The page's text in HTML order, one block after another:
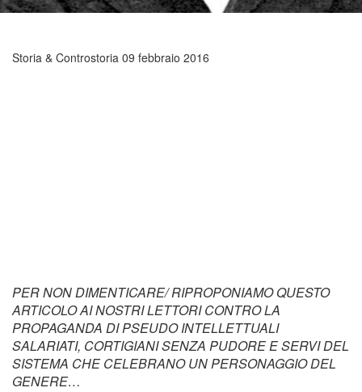
Storia & Controstoria 09 febbraio 2016
PER NON DIMENTICARE/ RIPROPONIAMO QUESTO
ARTICOLO AI NOSTRI LETTORI CONTRO LA
PROPAGANDA DI PSEUDO INTELLETTUALI
SALARIATI, CORTIGIANI SENZA PUDORE E SERVI DEL
SISTEMA CHE CELEBRANO UN PERSONAGGIO DEL
GENERE…